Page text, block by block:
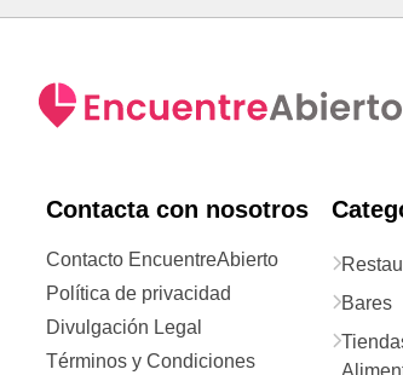
Contacta con nosotros
Contacto EncuentreAbierto
Política de privacidad
Divulgación Legal
Términos y Condiciones
Bares